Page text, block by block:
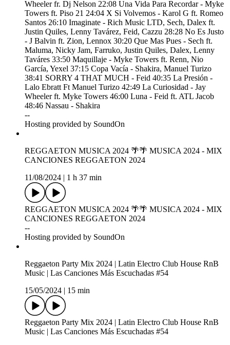
Wheeler fr. Dj Nelson 22:08 Una Vida Para Recordar - Myke
Towers ft. Piso 21 24:04 X Si Volvemos - Karol G ft. Romeo
Santos 26:10 Imaginate - Rich Music LTD, Sech, Dalex ft.
Justin Quiles, Lenny Tavárez, Feid, Cazzu 28:28 No Es Justo
- J Balvin ft. Zion, Lennox 30:20 Que Mas Pues - Sech ft.
Maluma, Nicky Jam, Farruko, Justin Quiles, Dalex, Lenny
Taváres 33:50 Maquillaje - Myke Towers ft. Renn, Nio
García, Yexel 37:15 Copa Vacía - Shakira, Manuel Turizo
38:41 SORRY 4 THAT MUCH - Feid 40:35 La Presión -
Lalo Ebratt Ft Manuel Turizo 42:49 La Curiosidad - Jay
Wheeler ft. Myke Towers 46:00 Luna - Feid ft. ATL Jacob
48:46 Nassau - Shakira
--
Hosting provided by SoundOn
REGGAETON MUSICA 2024 🌴🌴 MUSICA 2024 - MIX
CANCIONES REGGAETON 2024
11/08/2024
1 h 37 min
REGGAETON MUSICA 2024 🌴🌴 MUSICA 2024 - MIX
CANCIONES REGGAETON 2024
--
Hosting provided by SoundOn
Reggaeton Party Mix 2024 | Latin Electro Club House RnB
Music | Las Canciones Más Escuchadas #54
15/05/2024
15 min
Reggaeton Party Mix 2024 | Latin Electro Club House RnB
Music | Las Canciones Más Escuchadas #54